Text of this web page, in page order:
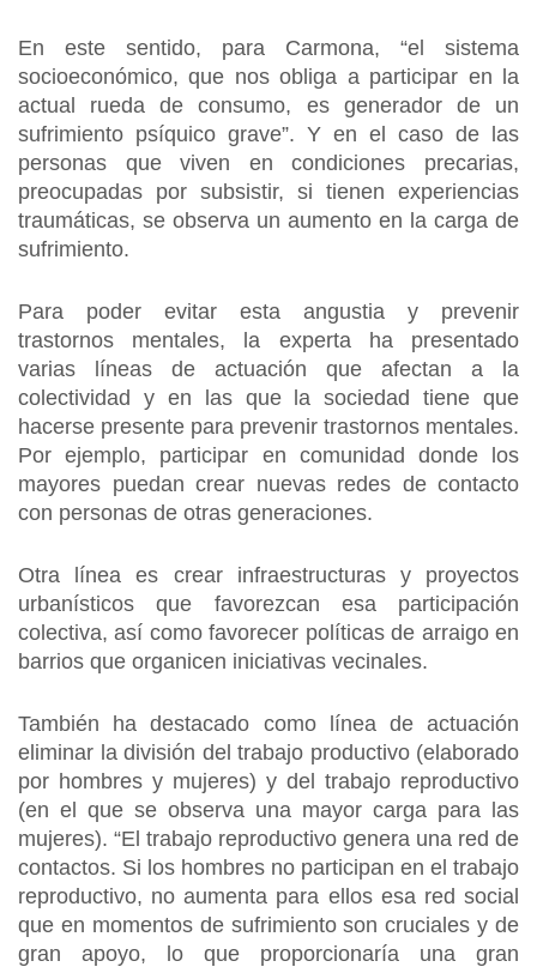
En este sentido, para Carmona, “el sistema
socioeconómico, que nos obliga a participar en la
actual rueda de consumo, es generador de un
sufrimiento psíquico grave”. Y en el caso de las
personas que viven en condiciones precarias,
preocupadas por subsistir, si tienen experiencias
traumáticas, se observa un aumento en la carga de
sufrimiento.
Para poder evitar esta angustia y prevenir
trastornos mentales, la experta ha presentado
varias líneas de actuación que afectan a la
colectividad y en las que la sociedad tiene que
hacerse presente para prevenir trastornos mentales.
Por ejemplo, participar en comunidad donde los
mayores puedan crear nuevas redes de contacto
con personas de otras generaciones.
Otra línea es crear infraestructuras y proyectos
urbanísticos que favorezcan esa participación
colectiva, así como favorecer políticas de arraigo en
barrios que organicen iniciativas vecinales.
También ha destacado como línea de actuación
eliminar la división del trabajo productivo (elaborado
por hombres y mujeres) y del trabajo reproductivo
(en el que se observa una mayor carga para las
mujeres). “El trabajo reproductivo genera una red de
contactos. Si los hombres no participan en el trabajo
reproductivo, no aumenta para ellos esa red social
que en momentos de sufrimiento son cruciales y de
gran apoyo, lo que proporcionaría una gran